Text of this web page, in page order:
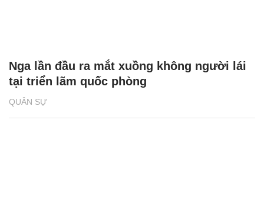
QUÂN SỰ
Nga lần đầu ra mắt xuồng không người lái
tại triển lãm quốc phòng